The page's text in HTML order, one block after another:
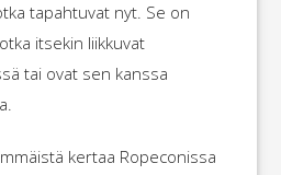
tapahtuvat nyt. Se on
itsekin liikkuvat
tai ovat sen kanssa
kertaa Ropeconissa